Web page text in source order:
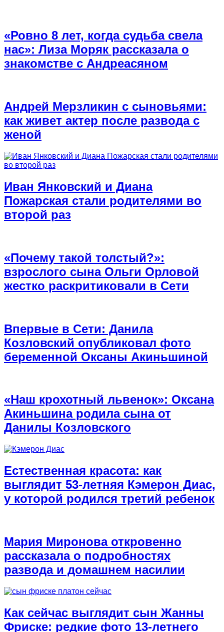
«Ровно 8 лет, когда судьба свела
нас»: Лиза Моряк рассказала о
знакомстве с Андреасяном
Андрей Мерзликин с сыновьями:
как живет актер после развода с
женой
Иван Янковский и Диана
Пожарская стали родителями во
второй раз
«Почему такой толстый?»:
взрослого сына Ольги Орловой
жестко раскритиковали в Сети
Впервые в Сети: Данила
Козловский опубликовал фото
беременной Оксаны Акиньшиной
«Наш крохотный львенок»: Оксана
Акиньшина родила сына от
Данилы Козловского
Естественная красота: как
выглядит 53-летняя Кэмерон Диас,
у которой родился третий ребенок
Мария Миронова откровенно
рассказала о подробностях
развода и домашнем насилии
Как сейчас выглядит сын Жанны
Фриске: редкие фото 13-летнего